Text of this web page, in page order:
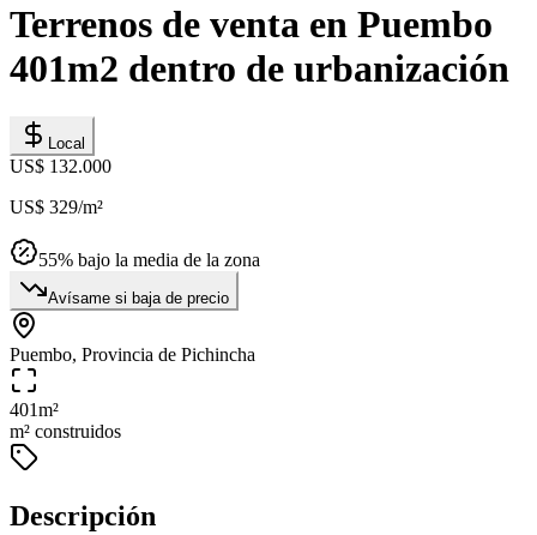
Terrenos de venta en Puembo
401m2 dentro de urbanización
Local
US$ 132.000
US$ 329/m²
55% bajo la media de la zona
Avísame si baja de precio
Puembo, Provincia de Pichincha
401m²
m² construidos
Descripción